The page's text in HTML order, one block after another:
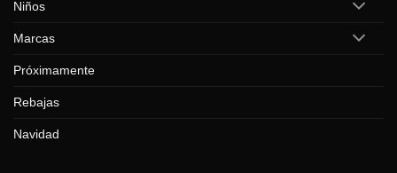
Niños
Marcas
Próximamente
Rebajas
Navidad